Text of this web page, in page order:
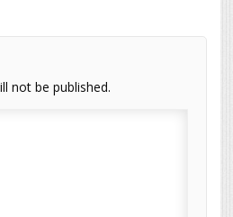
not be published.